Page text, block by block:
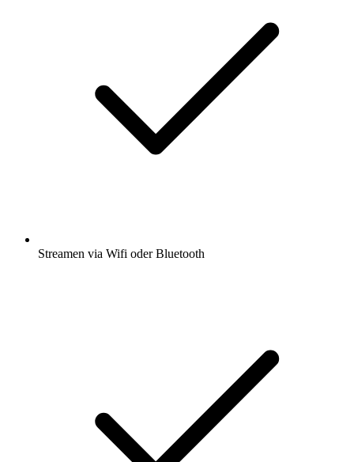
Streamen via Wifi oder Bluetooth